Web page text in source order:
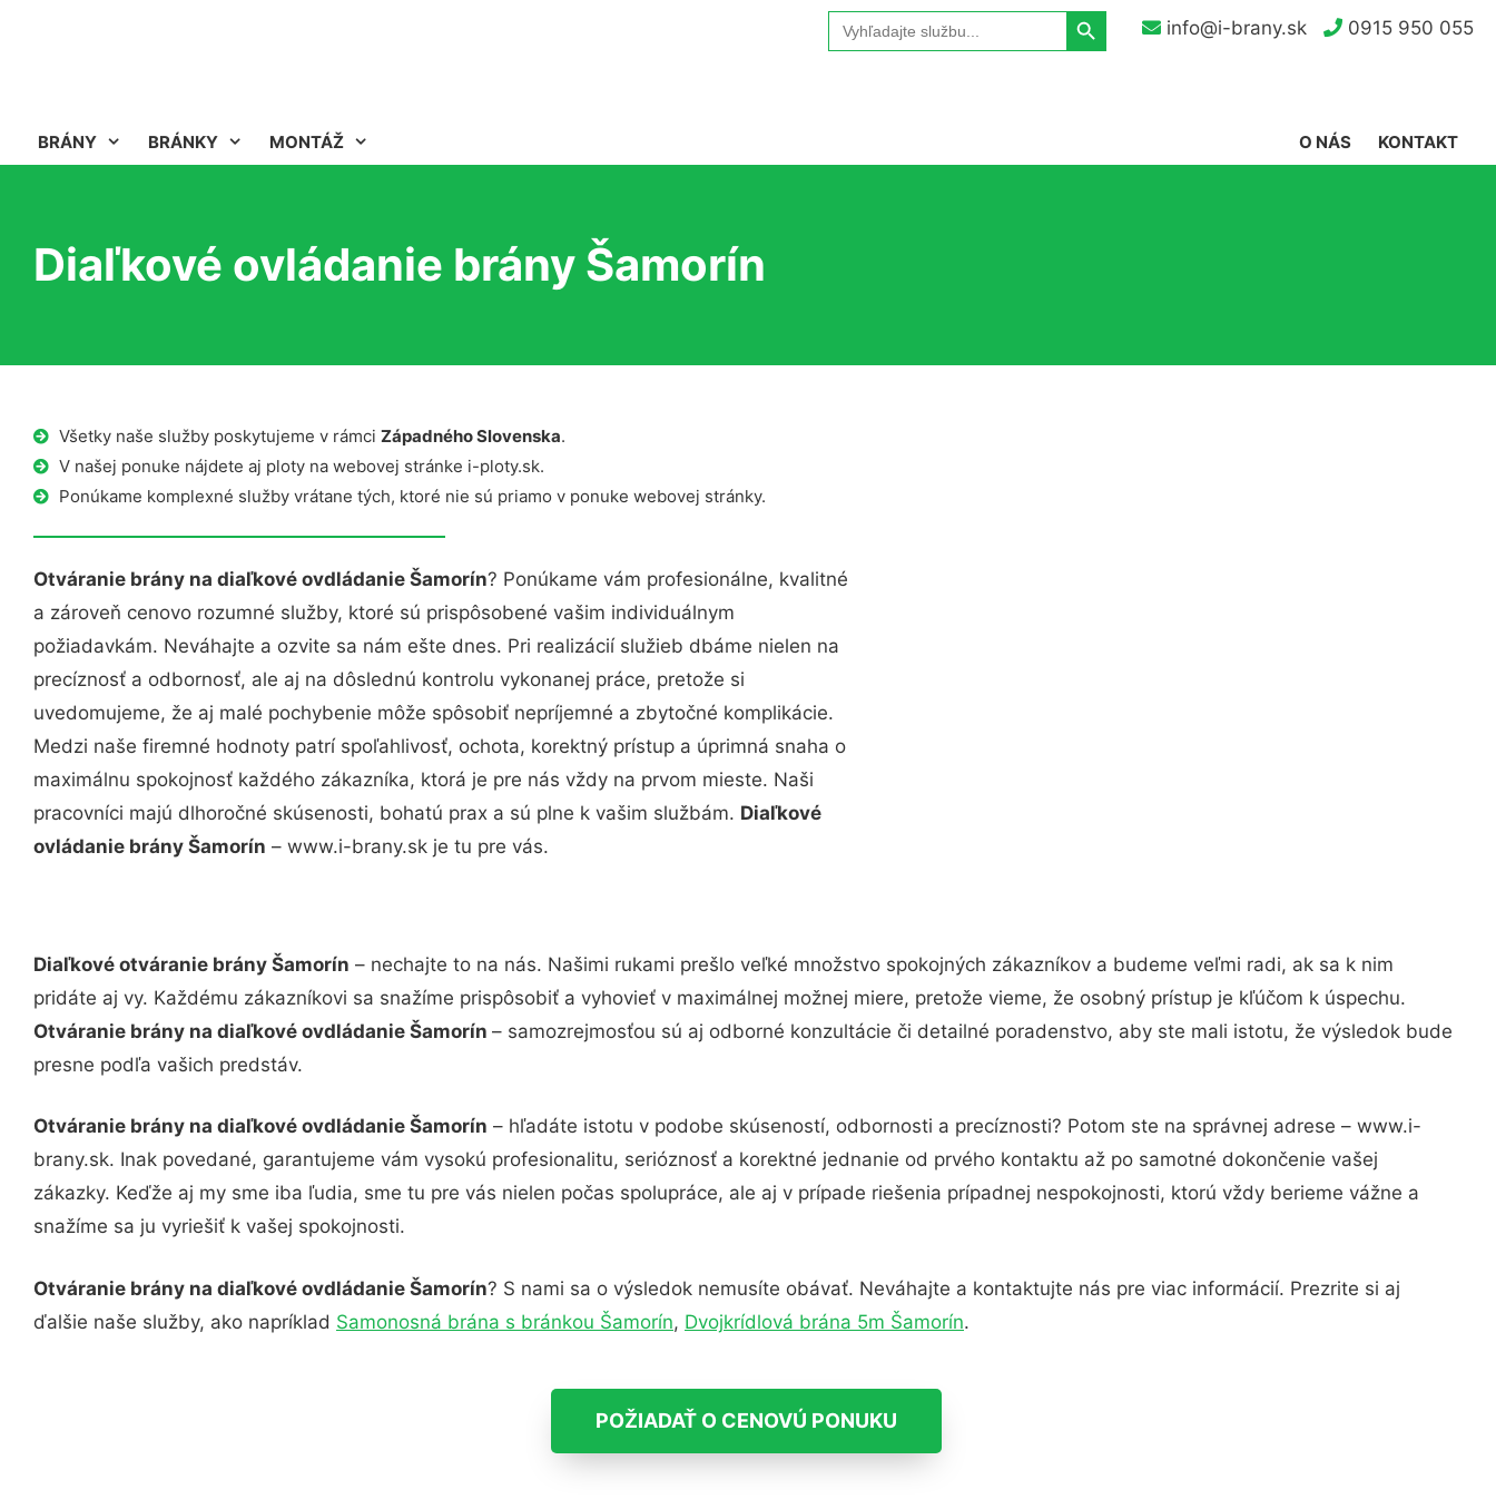
info@i-brany.sk 0915 950 055
Search
for:
Search Button
BRÁNY BRÁNKY MONTÁŽ KONTAKT
O NÁS
Diaľkové ovládanie brány Šamorín
Všetky naše služby poskytujeme v rámci Západného Slovenska.
V našej ponuke nájdete aj ploty na webovej stránke i-ploty.sk.
Ponúkame komplexné služby vrátane tých, ktoré nie sú priamo v ponuke webovej stránky.
Otváranie brány na diaľkové ovdládanie Šamorín? Ponúkame vám profesionálne, kvalitné
a zároveň cenovo rozumné služby, ktoré sú prispôsobené vašim individuálnym
požiadavkám. Neváhajte a ozvite sa nám ešte dnes. Pri realizácií služieb dbáme nielen na
precíznosť a odbornosť, ale aj na dôslednú kontrolu vykonanej práce, pretože si
uvedomujeme, že aj malé pochybenie môže spôsobiť nepríjemné a zbytočné komplikácie.
Medzi naše firemné hodnoty patrí spoľahlivosť, ochota, korektný prístup a úprimná snaha o
maximálnu spokojnosť každého zákazníka, ktorá je pre nás vždy na prvom mieste. Naši
pracovníci majú dlhoročné skúsenosti, bohatú prax a sú plne k vašim službám. Diaľkové
ovládanie brány Šamorín – www.i-brany.sk je tu pre vás.
Diaľkové otváranie brány Šamorín – nechajte to na nás. Našimi rukami prešlo veľké množstvo spokojných zákazníkov a budeme veľmi radi, ak sa k nim
pridáte aj vy. Každému zákazníkovi sa snažíme prispôsobiť a vyhovieť v maximálnej možnej miere, pretože vieme, že osobný prístup je kľúčom k úspechu.
Otváranie brány na diaľkové ovdládanie Šamorín – samozrejmosťou sú aj odborné konzultácie či detailné poradenstvo, aby ste mali istotu, že výsledok bude
presne podľa vašich predstáv.
Otváranie brány na diaľkové ovdládanie Šamorín – hľadáte istotu v podobe skúseností, odbornosti a precíznosti? Potom ste na správnej adrese – www.i-
brany.sk. Inak povedané, garantujeme vám vysokú profesionalitu, serióznosť a korektné jednanie od prvého kontaktu až po samotné dokončenie vašej
zákazky. Keďže aj my sme iba ľudia, sme tu pre vás nielen počas spolupráce, ale aj v prípade riešenia prípadnej nespokojnosti, ktorú vždy berieme vážne a
snažíme sa ju vyriešiť k vašej spokojnosti.
Otváranie brány na diaľkové ovdládanie Šamorín? S nami sa o výsledok nemusíte obávať. Neváhajte a kontaktujte nás pre viac informácií. Prezrite si aj
ďalšie naše služby, ako napríklad Samonosná brána s bránkou Šamorín, Dvojkrídlová brána 5m Šamorín.
POŽIADAŤ O CENOVÚ PONUKU